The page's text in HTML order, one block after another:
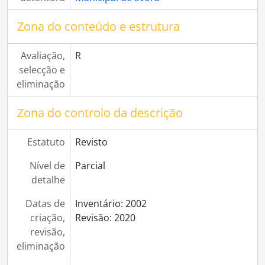
[Série] Casa dos Condes de Portalegre
[Série] Vistas estereoscópicas da Igreja do Espírito Santo
[Série] Vistas estereoscópicas da Quinta da Malagueira (?)
[Série] Aspectos de Campo não identificados (pessoas e casas)
[Série] Vistas estereoscópicas do Aqueduto da Água de Prata
[Série] Vistas estereoscópicas da Quinta das Glicínias
[Série] Ermida de Nª Srª de Guadalupe
[Série] Comboio em locomoção
[Série] Aspecto da Travessa da Caraça
[Série] Piquenique com pessoas não identificadas
[Série] Casa da Capelania do Convento de São Bento de Cástris
[Série] Comboio parado sob uma pequena ponte com pessoas ao pé
[Série] Mulheres vestidas com traje regional (Rancho Folclórico?)
[Série] Convento de Mafra
[Série] Mosteiro da Batalha
[Série] Antigo Quartel General junto ao teatro Garcia de Resende
Zona do conteúdo e estrutura
Avaliação,
selecção e
eliminação
R
Zona do controlo da descrição
Estatuto
Revisto
Nível de
detalhe
Parcial
Datas de
criação,
revisão,
eliminação
Inventário: 2002
Revisão: 2020